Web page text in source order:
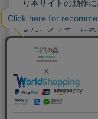
また、クッキーに
らから行えます。詳